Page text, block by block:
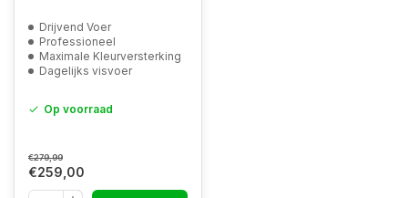
Drijvend Voer
Professioneel
Maximale Kleurversterking
Dagelijks visvoer
Op voorraad
€279,99
€259,00